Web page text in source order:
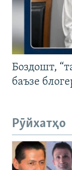
Боздошт,
баъзе
Рӯйхатҳо